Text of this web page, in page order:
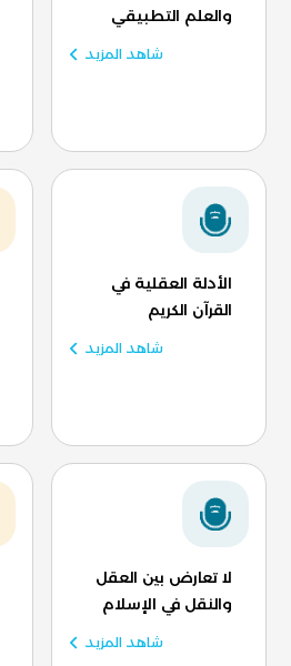
والعلم التطبيقي
شاهد المزيد
الأدلة العقلية في
القرآن الكريم
شاهد المزيد
لا تعارض بين العقل
والنقل في الإسلام
شاهد المزيد